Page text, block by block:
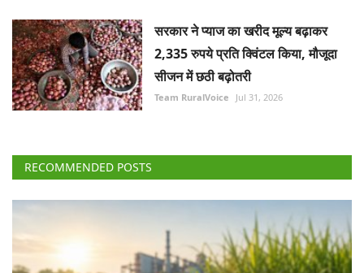
सरकार ने प्याज का खरीद मूल्य बढ़ाकर
2,335 रुपये प्रति क्विंटल किया, मौजूदा
सीजन में छठी बढ़ोतरी
Team RuralVoice Jul 31, 2026
RECOMMENDED POSTS